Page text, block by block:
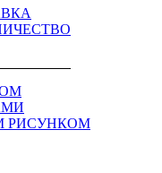
РИСУНКОМ